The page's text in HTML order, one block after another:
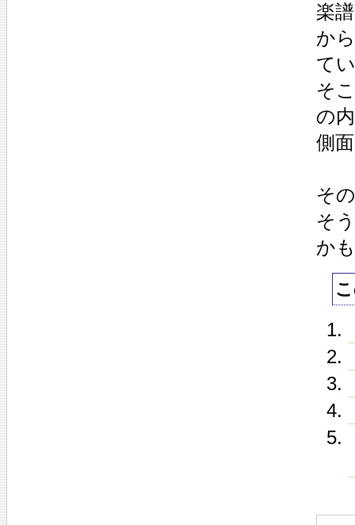
楽
か
て
そ
の
側
そ
そ
か